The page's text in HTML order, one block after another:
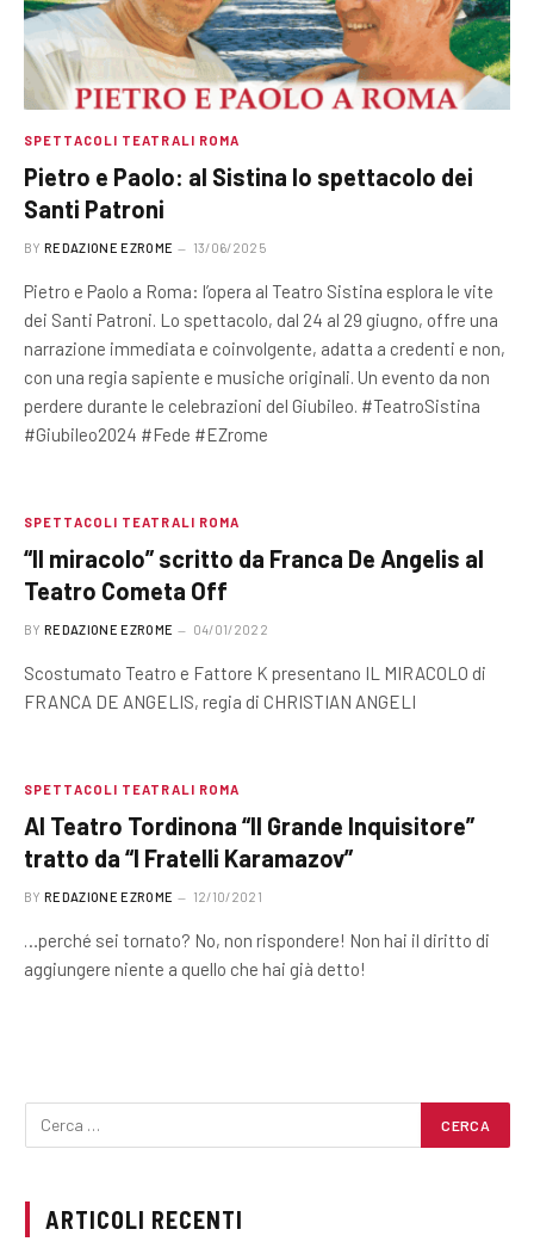
SPETTACOLI TEATRALI ROMA
Pietro e Paolo: al Sistina lo spettacolo dei
Santi Patroni
BY REDAZIONE EZROME 13/06/2025
Pietro e Paolo a Roma: l’opera al Teatro Sistina esplora le vite
dei Santi Patroni. Lo spettacolo, dal 24 al 29 giugno, offre una
narrazione immediata e coinvolgente, adatta a credenti e non,
con una regia sapiente e musiche originali. Un evento da non
perdere durante le celebrazioni del Giubileo. #TeatroSistina
#Giubileo2024 #Fede #EZrome
SPETTACOLI TEATRALI ROMA
“Il miracolo” scritto da Franca De Angelis al
Teatro Cometa Off
BY REDAZIONE EZROME 04/01/2022
Scostumato Teatro e Fattore K presentano IL MIRACOLO di
FRANCA DE ANGELIS, regia di CHRISTIAN ANGELI
SPETTACOLI TEATRALI ROMA
Al Teatro Tordinona “Il Grande Inquisitore”
tratto da “I Fratelli Karamazov”
BY REDAZIONE EZROME 12/10/2021
…perché sei tornato? No, non rispondere! Non hai il diritto di
aggiungere niente a quello che hai già detto!
ARTICOLI RECENTI